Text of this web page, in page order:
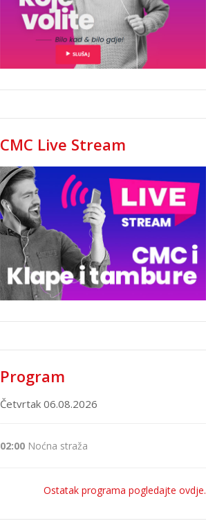
CMC Live Stream
Program
Četvrtak 06.08.2026
02:00 Noćna straža
Ostatak programa pogledajte ovdje.